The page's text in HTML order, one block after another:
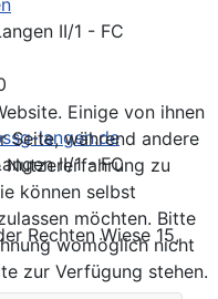
II/1 - FC
langen.de
II/1 - FC
Rechten Wiese 15,
Einige von ihnen
Seite, während andere
Nutzererfahrung zu
können selbst
möchten. Bitte
womöglich nicht
zur Verfügung stehen.